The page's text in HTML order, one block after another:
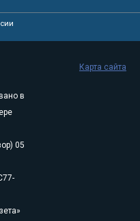
в
05
Карта сайта